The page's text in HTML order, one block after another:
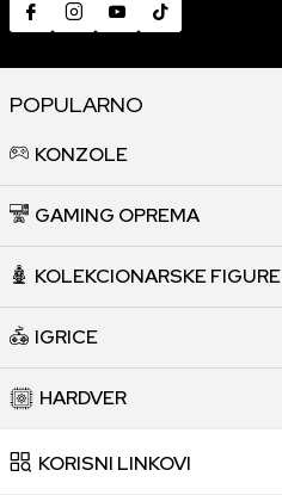
POPULARNO
KONZOLE
GAMING OPREMA
KOLEKCIONARSKE FIGURE
IGRICE
HARDVER
KORISNI LINKOVI